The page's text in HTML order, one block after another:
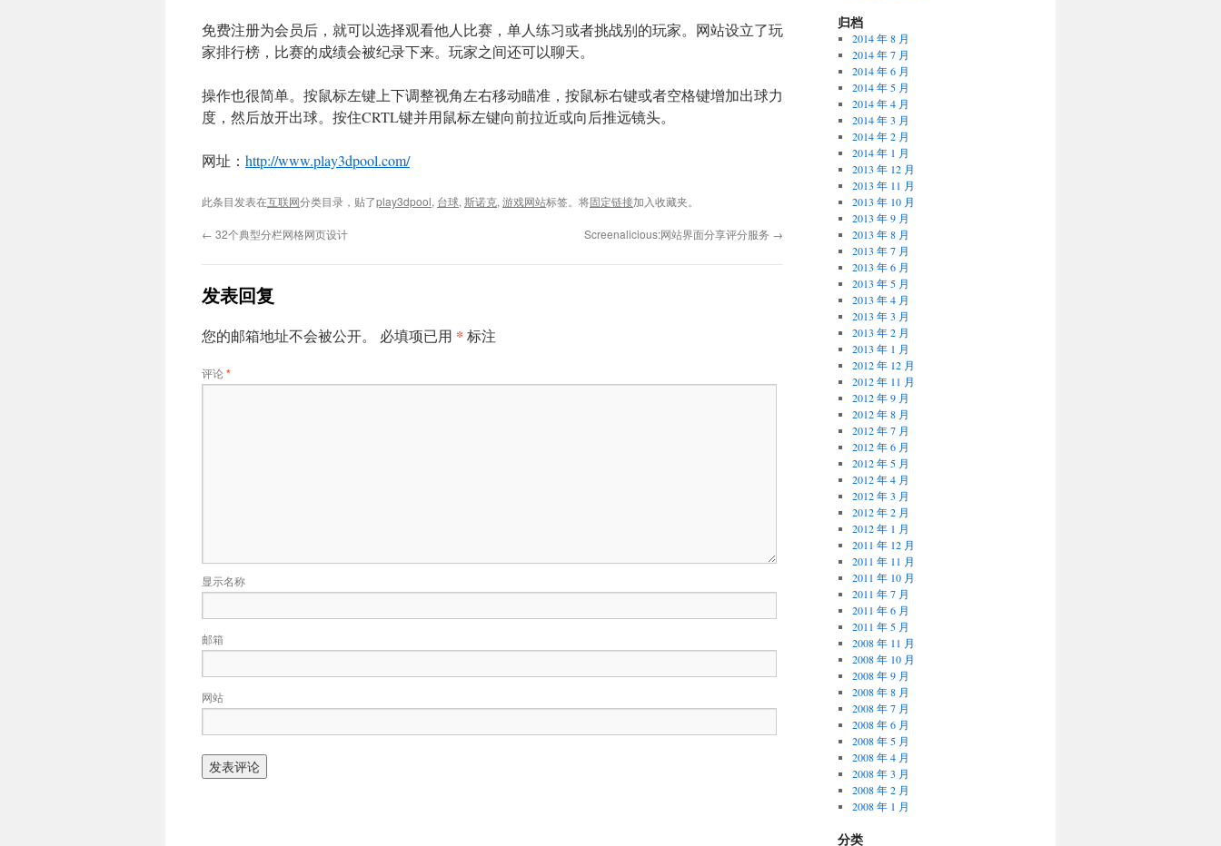
免费注册为会员后，就可以选择观看他人比赛，单人练习或者挑战别的玩家。网站设立了玩
家排行榜，比赛的成绩会被纪录下来。玩家之间还可以聊天。
操作也很简单。按鼠标左键上下调整视角左右移动瞄准，按鼠标右键或者空格键增加出球力
度，然后放开出球。按住CRTL键并用鼠标左键向前拉近或向后推远镜头。
网址： http://www.play3dpool.com/
此条目发表在互联网分类目录，贴了play3dpool, 台球, 斯诺克, 游戏网站标签。将固定链接加入收藏夹。
← 32个典型分栏网格网页设计 Screenalicious:网站界面分享评分服务 →
发表回复
您的邮箱地址不会被公开。 必填项已用 * 标注
评论*
显示名称
邮箱
网站
归档
2014 年 8 月
2014 年 7 月
2014 年 6 月
2014 年 5 月
2014 年 4 月
2014 年 3 月
2014 年 2 月
2014 年 1 月
2013 年 12 月
2013 年 11 月
2013 年 10 月
2013 年 9 月
2013 年 8 月
2013 年 7 月
2013 年 6 月
2013 年 5 月
2013 年 4 月
2013 年 3 月
2013 年 2 月
2013 年 1 月
2012 年 12 月
2012 年 11 月
2012 年 9 月
2012 年 8 月
2012 年 7 月
2012 年 6 月
2012 年 5 月
2012 年 4 月
2012 年 3 月
2012 年 2 月
2012 年 1 月
2011 年 12 月
2011 年 11 月
2011 年 10 月
2011 年 7 月
2011 年 6 月
2011 年 5 月
2008 年 11 月
2008 年 10 月
2008 年 9 月
2008 年 8 月
2008 年 7 月
2008 年 6 月
2008 年 5 月
2008 年 4 月
2008 年 3 月
2008 年 2 月
2008 年 1 月
分类